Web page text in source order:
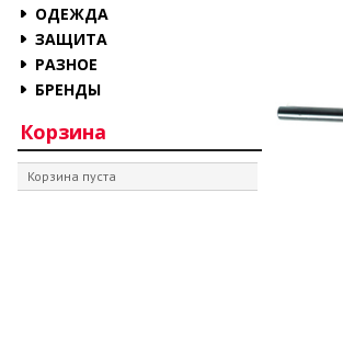
ОДЕЖДА
ЗАЩИТА
РАЗНОЕ
БРЕНДЫ
Корзина
Корзина пуста